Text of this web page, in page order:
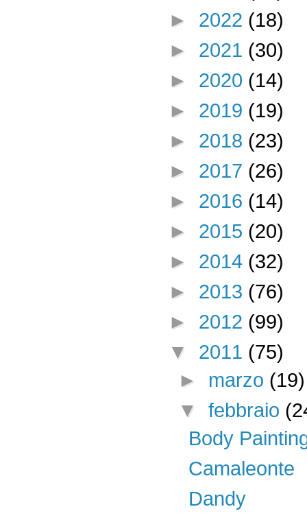
► 2022 (18)
► 2021 (30)
► 2020 (14)
► 2019 (19)
► 2018 (23)
► 2017 (26)
► 2016 (14)
► 2015 (20)
► 2014 (32)
► 2013 (76)
► 2012 (99)
▼ 2011 (75)
► marzo (19)
▼febbraio
Body
Camaleonte
Dandy